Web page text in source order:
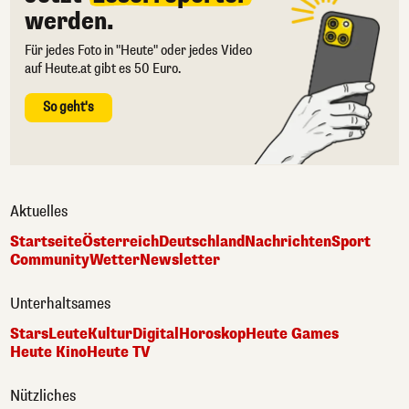
werden.
Für jedes Foto in "Heute" oder jedes Video
auf Heute.at gibt es 50 Euro.
So geht's
Aktuelles
StartseiteÖsterreichDeutschlandNachrichtenSport
CommunityWetterNewsletter
Unterhaltsames
StarsLeuteKulturDigital HoroskopHeute Games
Heute KinoHeute TV
Nützliches